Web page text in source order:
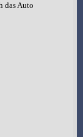
das Auto